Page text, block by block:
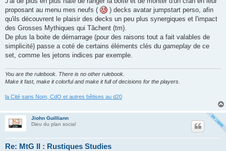
proposant au menu mes neufs (
) decks avatar jumpstart perso, afin
qu'ils découvrent le plaisir des decks un peu plus synergiques et l'impact
des Grosses Mythiques qui Tâchent (tm).
De plus la boite de démarrage (pour des raisons tout a fait valables de
simplicité) passe a coté de certains éléments clés du gameplay de ce
set, comme les jetons indices par exemple.
You are the rulebook. There is no other rulebook.
Make it fast, make it colorful and make it full of decisions for the players
la Cité sans Nom, CdO et autres bêtises au d20
Jiohn Guilliann
Dieu du plan social
Re: MtG II : Rustiques Studies